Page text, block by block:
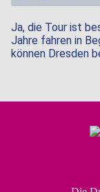
Ja, die Tour ist
Jahre fahren in
können Dresden